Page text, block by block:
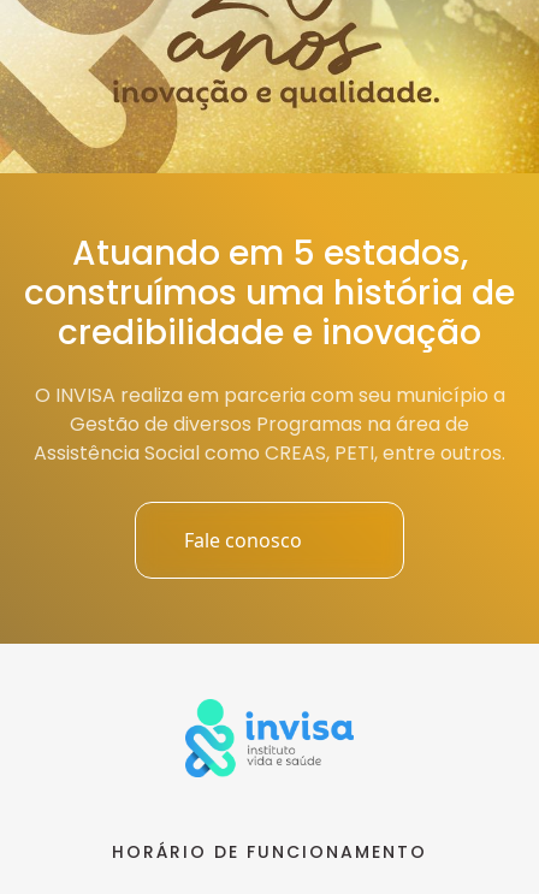
Atuando em 5 estados,
construímos uma história de
credibilidade e inovação
O INVISA realiza em parceria com seu município a
Gestão de diversos Programas na área de
Assistência Social como CREAS, PETI, entre outros.
Fale conosco
HORÁRIO DE FUNCIONAMENTO